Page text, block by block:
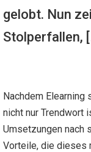
gelobt. Nun
Stolperfallen,
Nachdem
nicht nur Trendwort
Umsetzungen nach
Vorteile, die dieses